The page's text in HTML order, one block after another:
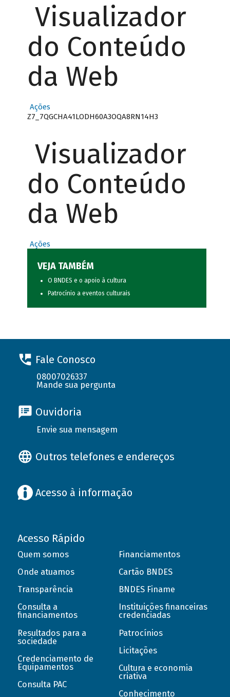
Visualizador
do Conteúdo
da Web
Ações
Z7_7QGCHA41LODH60A3OQA8RN14H3
Visualizador
do Conteúdo
da Web
Ações
VEJA TAMBÉM
O BNDES e o apoio à cultura
Patrocínio a eventos culturais
Fale Conosco
08007026337
Mande sua pergunta
Ouvidoria
Envie sua mensagem
Outros telefones e endereços
Acesso à informação
Acesso Rápido
Quem somos
Onde atuamos
Transparência
Consulta a
financiamentos
Resultados para a
sociedade
Credenciamento de
Equipamentos
Consulta PAC
Financiamentos
Cartão BNDES
BNDES Finame
Instituições financeiras
credenciadas
Patrocínios
Licitações
Cultura e economia
criativa
Conhecimento